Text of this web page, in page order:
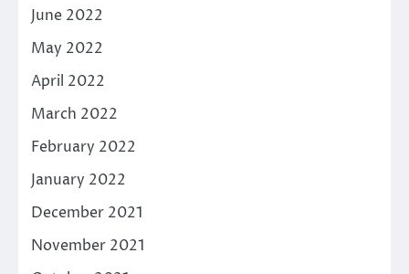
June 2022
May 2022
April 2022
March 2022
February 2022
January 2022
December 2021
November 2021